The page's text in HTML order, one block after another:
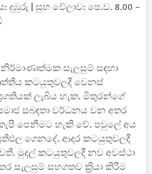
දුඹුරු | සුභ වේලාව: පෙ.ව. 8.00 –
සැලසුම් සඳහා
කටයුතුවලදී වෙනස්
ලැබිය හැක. මිතුරන්ගේ
සබඳතා වර්ධනය වන අතර
පෙනීමට හැකි වේ. පවුලේ අය
ගෙනදේ. ආදර කටයුතුවලදී
මුදල් කටයුතුවලදී නව අවස්ථා
සැලසුම් සහගතව ක්‍රියා කිරීම